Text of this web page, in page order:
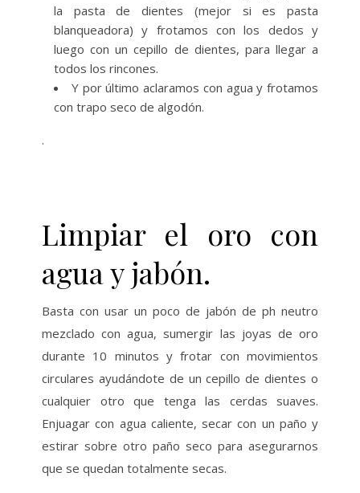
la pasta de dientes (mejor si es pasta
blanqueadora) y frotamos con los dedos y
luego con un cepillo de dientes, para llegar a
todos los rincones.
Y por último aclaramos con agua y frotamos
con trapo seco de algodón.
.
Limpiar el oro con
agua y jabón.
Basta con usar un poco de jabón de ph neutro
mezclado con agua, sumergir las joyas de oro
durante 10 minutos y frotar con movimientos
circulares ayudándote de un cepillo de dientes o
cualquier otro que tenga las cerdas suaves.
Enjuagar con agua caliente, secar con un paño y
estirar sobre otro paño seco para asegurarnos
que se quedan totalmente secas.